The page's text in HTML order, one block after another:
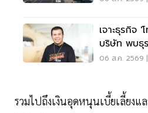
เจาะธุรกิจ
บริษัท พบธุ
ขาดทุน
06 ส.ค. 2569
รวมไปถึงเงินอุดหนุนเบี้ยเลี้ยง